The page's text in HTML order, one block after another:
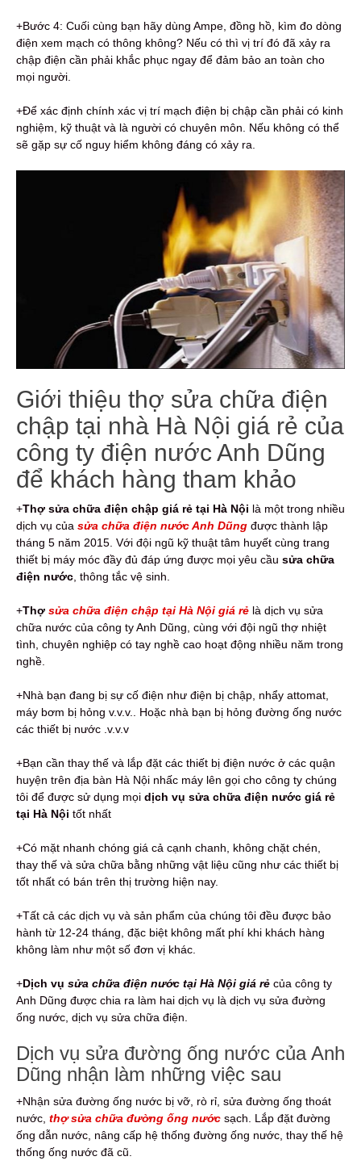
+Bước 4: Cuối cùng bạn hãy dùng Ampe, đồng hồ, kìm đo dòng
điện xem mạch có thông không? Nếu có thì vị trí đó đã xảy ra
chập điện cần phải khắc phục ngay để đảm bảo an toàn cho
mọi người.
+Để xác định chính xác vị trí mạch điện bị chập cần phải có kinh
nghiệm, kỹ thuật và là người có chuyên môn. Nếu không có thể
sẽ gặp sự cố nguy hiểm không đáng có xảy ra.
Giới thiệu thợ sửa chữa điện
chập tại nhà Hà Nội giá rẻ của
công ty điện nước Anh Dũng
để khách hàng tham khảo
+Thợ sửa chữa điện chập giá rẻ tại Hà Nội là một trong nhiều
dịch vụ của sửa chữa điện nước Anh Dũng được thành lập
tháng 5 năm 2015. Với đội ngũ kỹ thuật tâm huyết cùng trang
thiết bị máy móc đầy đủ đáp ứng được mọi yêu cầu sửa chữa
điện nước , thông tắc vệ sinh.
+Thợ sửa chữa điện chập tại Hà Nội giá rẻ là dịch vụ sửa
chữa nước của công ty Anh Dũng, cùng với đội ngũ thợ nhiệt
tình, chuyên nghiệp có tay nghề cao hoạt động nhiều năm trong
nghề.
+Nhà bạn đang bị sự cố điện như điện bị chập, nhẩy attomat,
máy bơm bị hỏng v.v.v.. Hoặc nhà bạn bị hỏng đường ống nước
các thiết bị nước .v.v.v
+Bạn cần thay thế và lắp đặt các thiết bị điện nước ở các quận
huyện trên địa bàn Hà Nội nhấc máy lên gọi cho công ty chúng
tôi để được sử dụng mọi dịch vụ sửa chữa điện nước giá rẻ
tại Hà Nội tốt nhất
+Có mặt nhanh chóng giá cả cạnh chanh, không chặt chén,
thay thế và sửa chữa bằng những vật liệu cũng như các thiết bị
tốt nhất có bán trên thị trường hiện nay.
+Tất cả các dịch vụ và sản phẩm của chúng tôi đều được bảo
hành từ 12-24 tháng, đặc biệt không mất phí khi khách hàng
không làm như một số đơn vị khác.
+Dịch vụ sửa chữa điện nước tại Hà Nội giá rẻ của công ty
Anh Dũng được chia ra làm hai dịch vụ là dịch vụ sửa đường
ống nước, dịch vụ sửa chữa điện.
Dịch vụ sửa đường ống nước của Anh
Dũng nhận làm những việc sau
+Nhận sửa đường ống nước bị vỡ, rò rỉ, sửa đường ống thoát
nước, thợ sửa chữa đường ống nước sạch. Lắp đặt đường
ống dẫn nước, nâng cấp hệ thống đường ống nước, thay thế hệ
thống ống nước đã cũ.